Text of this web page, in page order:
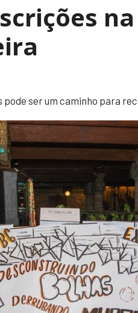
pode ser um caminho para